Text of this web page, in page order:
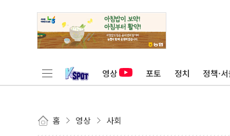
영상 포토 정치 정책·
홈 영상 사회